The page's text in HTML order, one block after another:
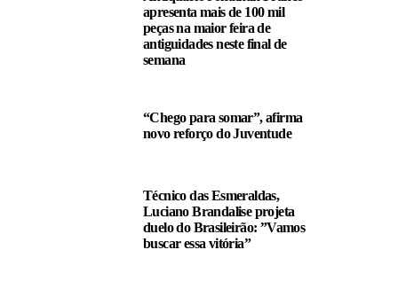
apresenta mais de 100 mil
peças na maior feira de
antiguidades neste final de
semana
“Chego para somar”, afirma
novo reforço do Juventude
Técnico das Esmeraldas,
Luciano Brandalise projeta
duelo do Brasileirão: ”Vamos
buscar essa vitória”